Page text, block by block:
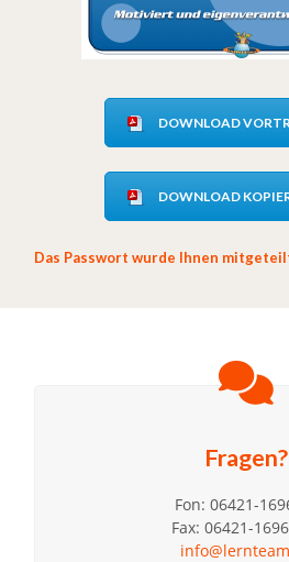
DOWNLOAD
DOWNLOAD
Das Passwort wurde Ihnen
Fragen?
Fon: 06421-
Fax: 06421-